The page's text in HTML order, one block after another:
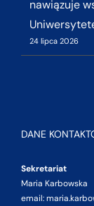
nawiązuje
24 lipca 2026
DANE
Sekretariat
Maria Karbowska
email: